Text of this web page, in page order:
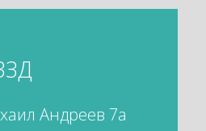
Андреев 7а